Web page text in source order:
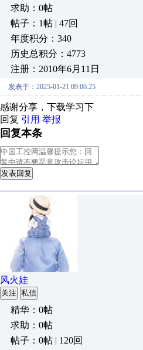
求助：0帖
帖子：1帖 | 47回
年度积分：340
历史总积分：4773
注册：2010年6月11日
发表于：2025-01-21 09:06:25
感谢分享，下载学习下
回复 引用 举报
回复本条
发表回复
风火娃
关注 私信
精华：0帖
求助：0帖
帖子：0帖 | 120回